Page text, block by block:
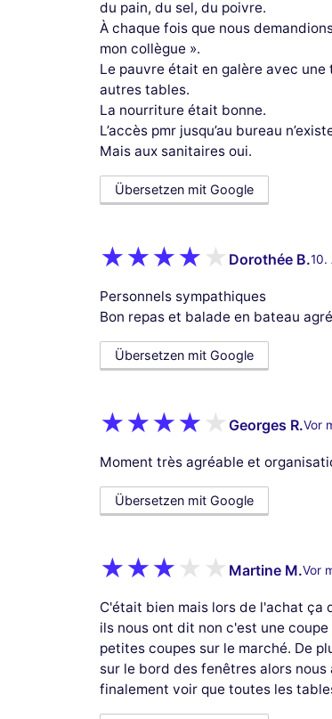
du pain, du sel, du poivre.
À chaque fois que nous
mon collègue ».
Le pauvre était en galère avec
autres tables.
La nourriture était bonne.
L’accès pmr jusqu’au bureau
Mais aux sanitaires oui.
Übersetzen mit Google
Dorothée B.10.
Personnels sympathiques
Bon repas et balade en bateau
Übersetzen mit Google
Georges R.Vor
Moment très agréable et
Übersetzen mit Google
Martine M.Vor
C'était bien mais lors de l'achat ça
ils nous ont dit non c'est une
petites coupes sur le marché. De
sur le bord des fenêtres alors
finalement voir que toutes les